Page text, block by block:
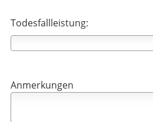
Todesfallleistung:
Anmerkungen